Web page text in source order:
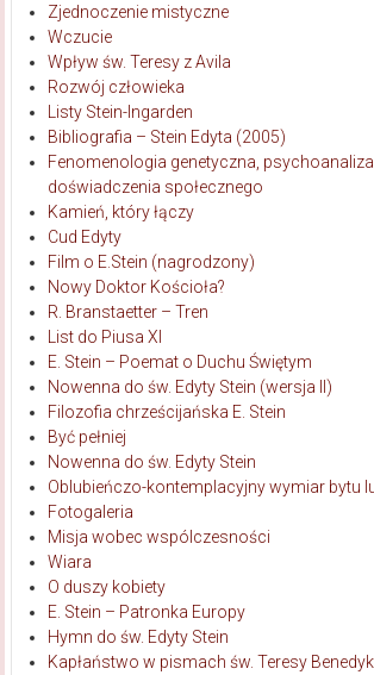
Zjednoczenie mistyczne
Wczucie
Wpływ św. Teresy z Avila
Rozwój człowieka
Listy Stein-Ingarden
Bibliografia – Stein Edyta (2005)
Fenomenologia genetyczna,
doświadczenia społecznego
Kamień, który łączy
Cud Edyty
Film o E.Stein (nagrodzony)
Nowy Doktor Kościoła?
R. Branstaetter – Tren
List do Piusa XI
E. Stein – Poemat o Duchu Świętym
Nowenna do św. Edyty Stein (wersja II)
Filozofia chrześcijańska E. Stein
Być pełniej
Nowenna do św. Edyty Stein
Oblubieńczo-kontemplacyjny wymiar bytu
Fotogaleria
Misja wobec wspólczesności
Wiara
O duszy kobiety
E. Stein – Patronka Europy
Hymn do św. Edyty Stein
Kapłaństwo w pismach św. Teresy